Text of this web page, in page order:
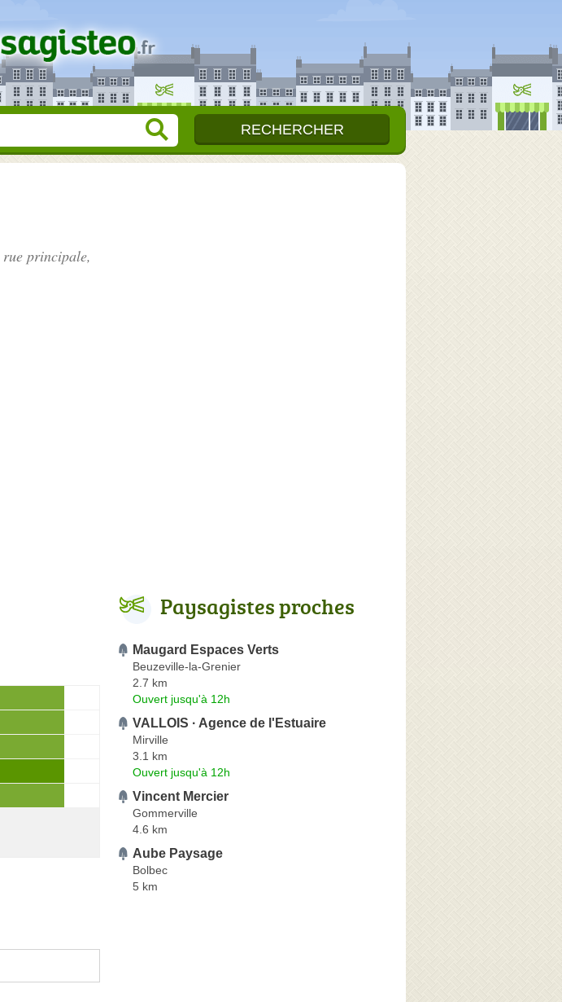
rue principale,
Paysagistes proches
Maugard Espaces Verts
Beuzeville-la-Grenier
2.7 km
Ouvert jusqu'à 12h
VALLOIS · Agence de l'Estuaire
Mirville
3.1 km
Ouvert jusqu'à 12h
Vincent Mercier
Gommerville
4.6 km
Aube Paysage
Bolbec
5 km